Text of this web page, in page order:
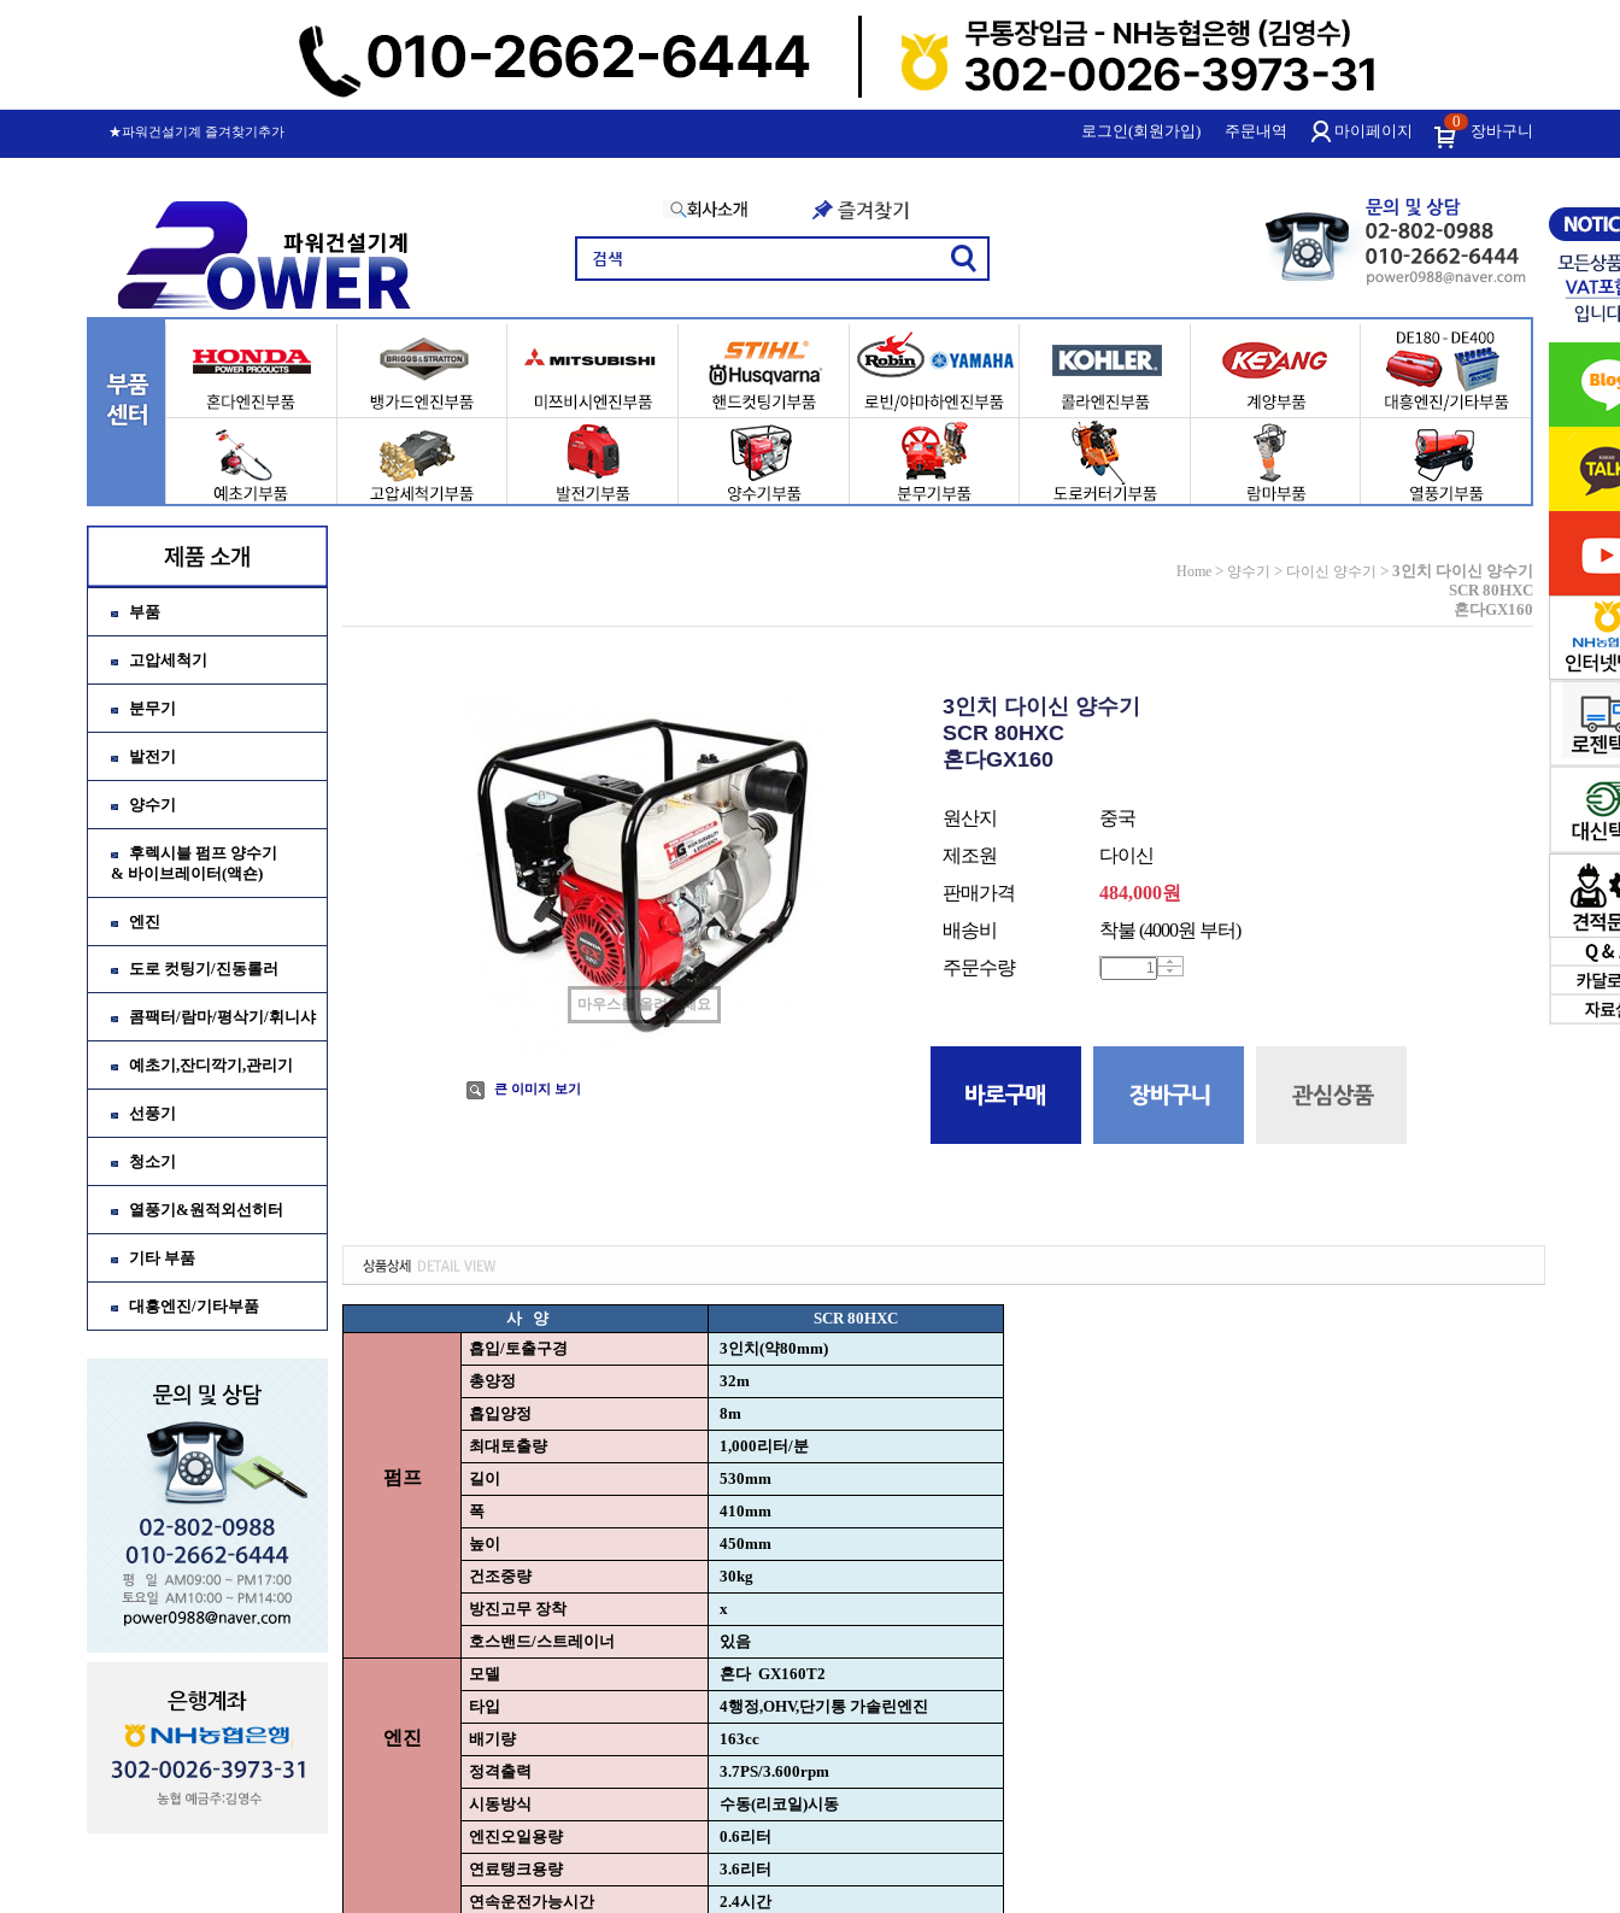
★파워건설기계 즐겨찾기추가 로그인(회원가입) 주문내역 마이페이지 장바구니
0
부품
고압세척기
분무기
발전기
양수기
후렉시블 펌프 양수기
& 바이브레이터(액숀)
엔진
도로 컷팅기/진동롤러
콤팩터/람마/평삭기/휘니샤
예초기,잔디깍기,관리기
선풍기
청소기
열풍기&원적외선히터
기타 부품
대흥엔진/기타부품
Home > 양수기 > 다이신 양수기 > 3인치 다이신 양수기
SCR 80HXC
혼다GX160
마우스를 올려보세요
큰 이미지 보기
3인치 다이신 양수기
SCR 80HXC
혼다GX160
원산지
중국
제조원
다이신
판매가격
484,000원
배송비
착불 (4000원 부터)
주문수량
사 양
SCR 80HXC
흡입/토출구경
3인치(약80mm)
총양정
32m
흡입양정
8m
최대토출량
1,000리터/분
펌프 길이
530mm
폭
410mm
높이
450mm
건조중량
30kg
방진고무 장착
x
호스밴드/스트레이너
있음
모델
혼다 GX160T2
타입
4행정,OHV,단기통 가솔린엔진
엔진 배기량
163cc
정격출력
3.7PS/3.600rpm
시동방식
수동(리코일)시동
엔진오일용량
0.6리터
연료탱크용량
3.6리터
연속운전가능시간
2.4시간